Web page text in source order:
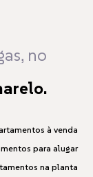
no
à venda
para alugar
na planta